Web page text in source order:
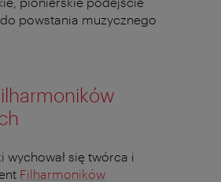
powstania muzycznego
wychował się twórca i
Filharmoników